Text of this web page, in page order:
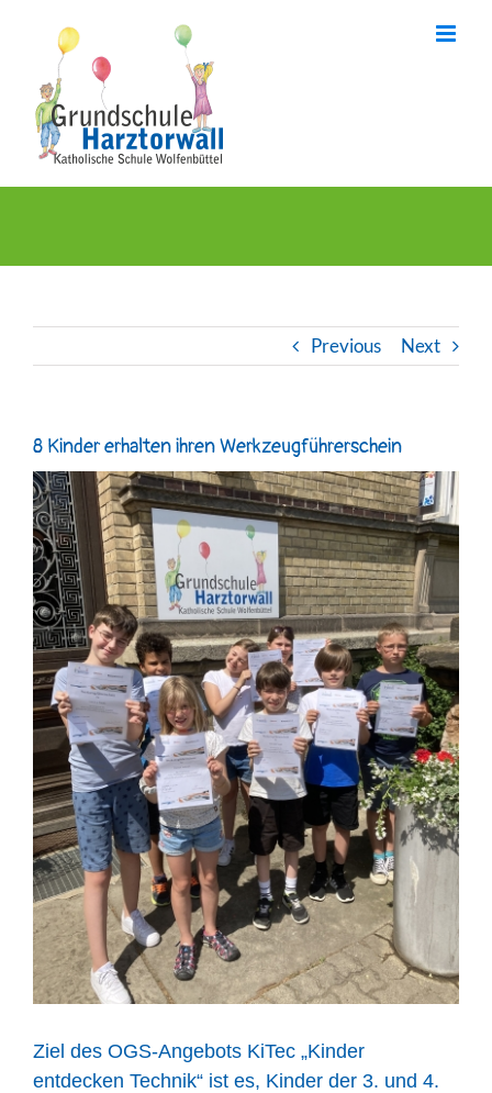
content
Previous Next
8 Kinder erhalten ihren Werkzeugführerschein
View
Larger
Image
Ziel des OGS-Angebots KiTec „Kinder
entdecken Technik“ ist es, Kinder der 3. und 4.